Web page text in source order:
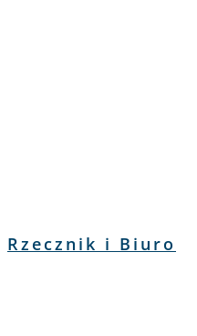
Rzecznik i Biuro